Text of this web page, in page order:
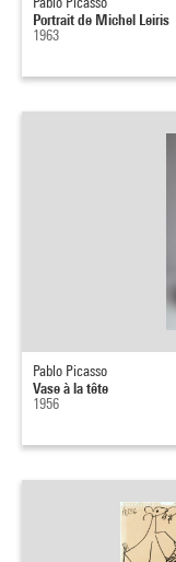
Portrait de Michel Leiris
1963
Pablo Picasso
Vase à la tête
1956